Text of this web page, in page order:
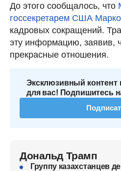
До этого сообщалось, что
госсекретарем США
кадровых сокращений.
эту информацию, заявив,
прекрасные отношения.
Эксклюзивный контент
для вас! Подпишитесь
Дональд Трамп
Группу казахстанцев